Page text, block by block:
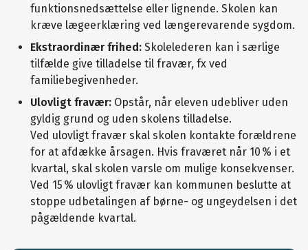
funktionsnedsættelse eller lignende. Skolen kan
kræve lægeerklæring ved længerevarende sygdom.​
Ekstraordinær frihed: Skolelederen kan i særlige
tilfælde give tilladelse til fravær, fx ved
familiebegivenheder.​
Ulovligt fravær: Opstår, når eleven udebliver uden
gyldig grund og uden skolens tilladelse.​
Ved ulovligt fravær skal skolen kontakte forældrene
for at afdække årsagen. Hvis fraværet når 10 % i et
kvartal, skal skolen varsle om mulige konsekvenser.
Ved 15 % ulovligt fravær kan kommunen beslutte at
stoppe udbetalingen af børne- og ungeydelsen i det
pågældende kvartal.